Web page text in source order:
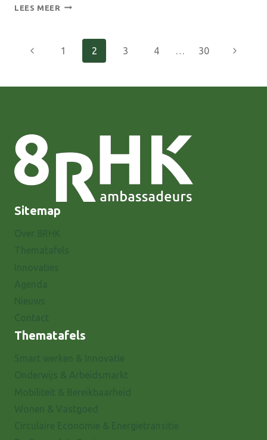
LEES MEER ACHTERHOEK
DOELSTURING
IN
PLAATS
MIDDELENSTURING
Paginanavigatie
Vorige
1 2 3 4 30
Sitemap
Thematafels